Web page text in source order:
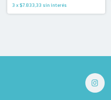
3 x $7.833,33 sin interés